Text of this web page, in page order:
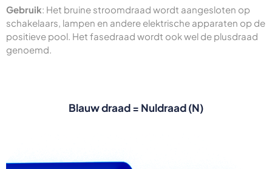
Gebruik: Het bruine stroomdraad wordt aangesloten op
schakelaars, lampen en andere elektrische apparaten op de
positieve pool. Het fasedraad wordt ook wel de plusdraad
genoemd.
Blauw draad = Nuldraad (N)